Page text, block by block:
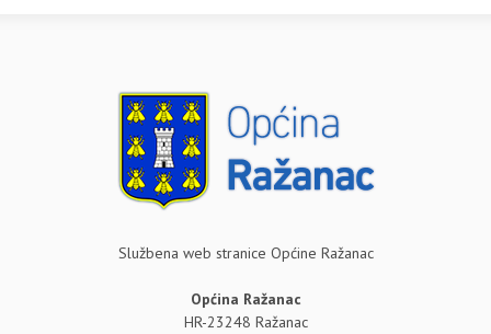
Službena web stranice Općine Ražanac
Općina Ražanac
HR-23248 Ražanac